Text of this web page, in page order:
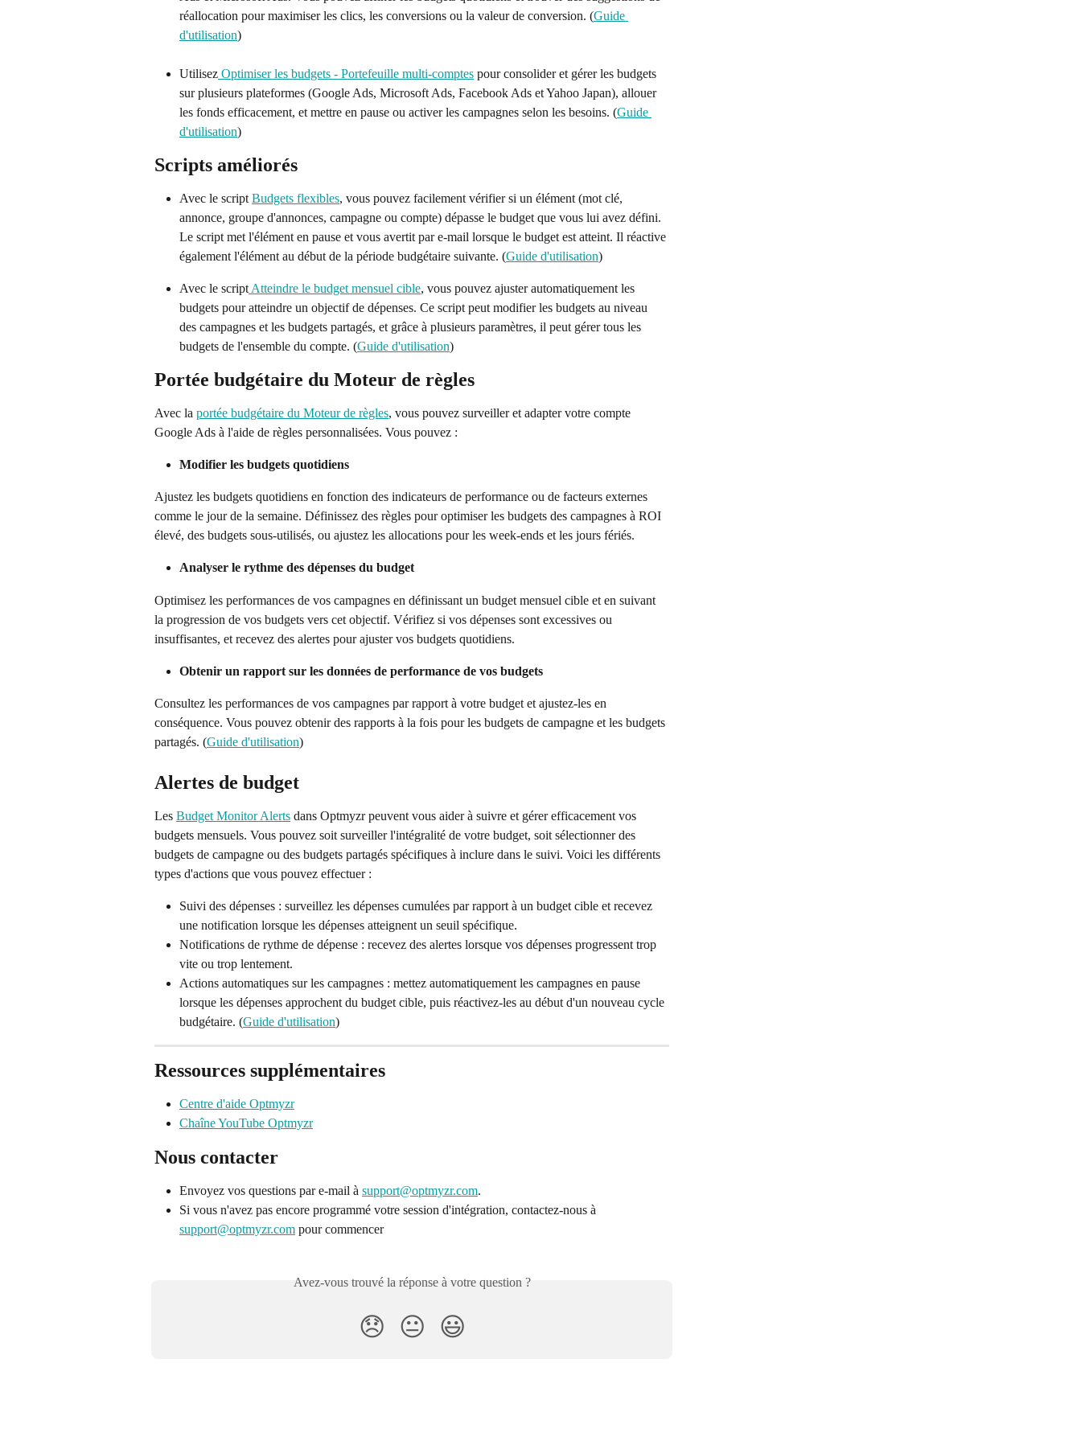
réallocation pour maximiser les clics, les conversions ou la valeur de conversion. (Guide
d'utilisation)
Utilisez Optimiser les budgets - Portefeuille multi-comptes pour consolider et gérer les budgets
sur plusieurs plateformes (Google Ads, Microsoft Ads, Facebook Ads et Yahoo Japan), allouer
les fonds efficacement, et mettre en pause ou activer les campagnes selon les besoins. (Guide
d'utilisation)
Scripts améliorés
Avec le script Budgets flexibles, vous pouvez facilement vérifier si un élément (mot clé,
annonce, groupe d'annonces, campagne ou compte) dépasse le budget que vous lui avez défini.
Le script met l'élément en pause et vous avertit par e-mail lorsque le budget est atteint. Il réactive
également l'élément au début de la période budgétaire suivante. (Guide d'utilisation)
Avec le script Atteindre le budget mensuel cible, vous pouvez ajuster automatiquement les
budgets pour atteindre un objectif de dépenses. Ce script peut modifier les budgets au niveau
des campagnes et les budgets partagés, et grâce à plusieurs paramètres, il peut gérer tous les
budgets de l'ensemble du compte. (Guide d'utilisation)
Portée budgétaire du Moteur de règles
Avec la portée budgétaire du Moteur de règles, vous pouvez surveiller et adapter votre compte
Google Ads à l'aide de règles personnalisées. Vous pouvez :
Modifier les budgets quotidiens
Ajustez les budgets quotidiens en fonction des indicateurs de performance ou de facteurs externes
comme le jour de la semaine. Définissez des règles pour optimiser les budgets des campagnes à ROI
élevé, des budgets sous-utilisés, ou ajustez les allocations pour les week-ends et les jours fériés.
Analyser le rythme des dépenses du budget
Optimisez les performances de vos campagnes en définissant un budget mensuel cible et en suivant
la progression de vos budgets vers cet objectif. Vérifiez si vos dépenses sont excessives ou
insuffisantes, et recevez des alertes pour ajuster vos budgets quotidiens.
Obtenir un rapport sur les données de performance de vos budgets
Consultez les performances de vos campagnes par rapport à votre budget et ajustez-les en
conséquence. Vous pouvez obtenir des rapports à la fois pour les budgets de campagne et les budgets
partagés. (Guide d'utilisation)
Alertes de budget
Les Budget Monitor Alerts dans Optmyzr peuvent vous aider à suivre et gérer efficacement vos
budgets mensuels. Vous pouvez soit surveiller l'intégralité de votre budget, soit sélectionner des
budgets de campagne ou des budgets partagés spécifiques à inclure dans le suivi. Voici les différents
types d'actions que vous pouvez effectuer :
Suivi des dépenses : surveillez les dépenses cumulées par rapport à un budget cible et recevez
une notification lorsque les dépenses atteignent un seuil spécifique.
Notifications de rythme de dépense : recevez des alertes lorsque vos dépenses progressent trop
vite ou trop lentement.
Actions automatiques sur les campagnes : mettez automatiquement les campagnes en pause
lorsque les dépenses approchent du budget cible, puis réactivez-les au début d'un nouveau cycle
budgétaire. (Guide d'utilisation)
Ressources supplémentaires
Centre d'aide Optmyzr
Chaîne YouTube Optmyzr
Nous contacter
Envoyez vos questions par e-mail à support@optmyzr.com.
Si vous n'avez pas encore programmé votre session d'intégration, contactez-nous à
support@optmyzr.com pour commencer
Avez-vous trouvé la réponse à votre question ?
😞 😐 😃